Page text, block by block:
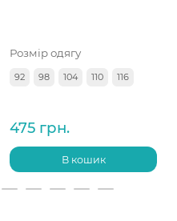
Розмір одягу
92 98 104 110 116
475 грн.
В кошик